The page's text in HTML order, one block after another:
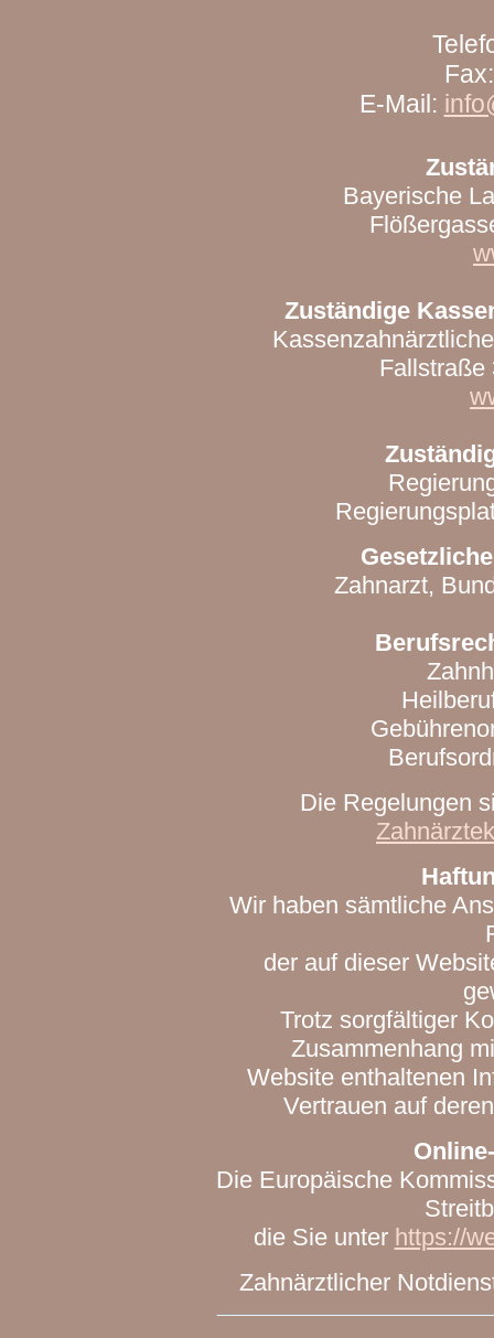
E-Mail:
Bayerische
Zuständige
Fallstraße
Zahnarzt,
Die Regelungen
Wir haben sämtliche
der auf dieser
Trotz sorgfältiger
Zusammenhang
Website enthaltenen
Vertrauen auf
Die Europäische
die Sie unter https://
Zahnärztlicher